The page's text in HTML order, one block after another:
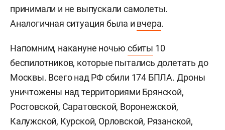
принимали и не выпускали самолеты.
Аналогичная ситуация была и вчера.
Напомним, накануне ночьюсбиты 10
беспилотников, которые пытались долетать до
Москвы. Всего над РФ сбили 174 БПЛА. Дроны
уничтожены над территориями Брянской,
Ростовской, Саратовской, Воронежской,
Калужской, Курской, Орловской, Рязанской,